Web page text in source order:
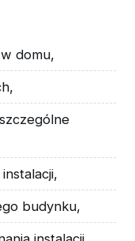
domu,
budynku,